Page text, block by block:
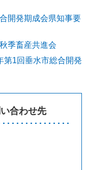
開発期成会県知事要
季畜産共進会
第1回垂水市総合開発
合わせ先